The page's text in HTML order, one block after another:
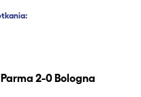
2-0 Bologna